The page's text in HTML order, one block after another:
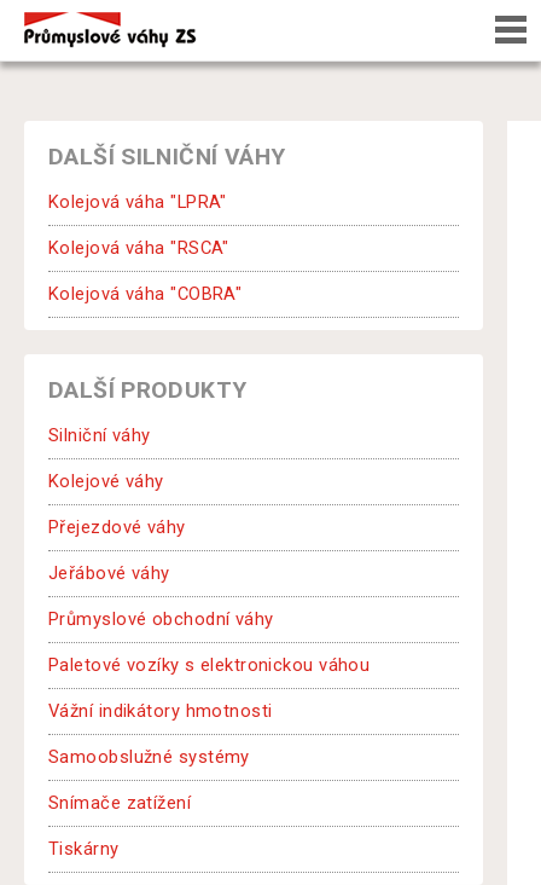
DALŠÍ SILNIČNÍ VÁHY
Kolejová váha "LPRA"
Kolejová váha "RSCA"
Kolejová váha "COBRA"
DALŠÍ PRODUKTY
Silniční váhy
Kolejové váhy
Přejezdové váhy
Jeřábové váhy
Průmyslové obchodní váhy
Paletové vozíky s elektronickou váhou
Vážní indikátory hmotnosti
Samoobslužné systémy
Snímače zatížení
Tiskárny